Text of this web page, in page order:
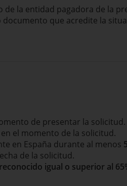
de la entidad pagadora de la
que acredite la
de presentar la solicitud.
en el momento de la solicitud.
en España durante al menos
de la solicitud.
igual o superior al